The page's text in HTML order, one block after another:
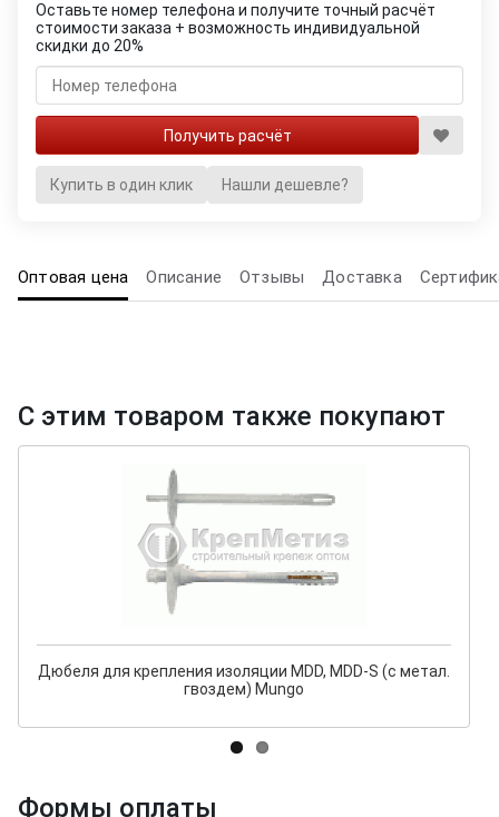
Оставьте номер телефона и получите точный расчёт
стоимости заказа + возможность индивидуальной
скидки до 20%
Купить в один клик Нашли дешевле?
Оптовая цена Описание Отзывы Доставка
С этим товаром также покупают
Дюбеля для крепления изоляции MDD, MDD-S (с метал.
гвоздем) Mungo
Формы оплаты